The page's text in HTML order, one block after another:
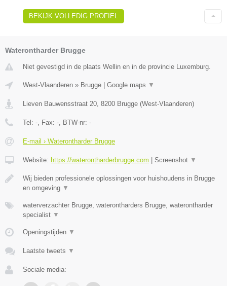
BEKIJK VOLLEDIG PROFIEL
Waterontharder Brugge
Niet gevestigd in de plaats Wellin en in de provincie Luxemburg.
West-Vlaanderen » Brugge Google maps ▼
Lieven Bauwensstraat 20, 8200 Brugge (West-Vlaanderen)
Tel: -, Fax: -, BTW-nr: -
E-mail › Waterontharder Brugge
Website: https://waterontharderbrugge.com Screenshot ▼
Wij bieden professionele oplossingen voor huishoudens in Brugge
en omgeving ▼
waterverzachter Brugge, waterontharders Brugge, waterontharder
specialist ▼
Openingstijden ▼
Laatste tweets ▼
Sociale media: